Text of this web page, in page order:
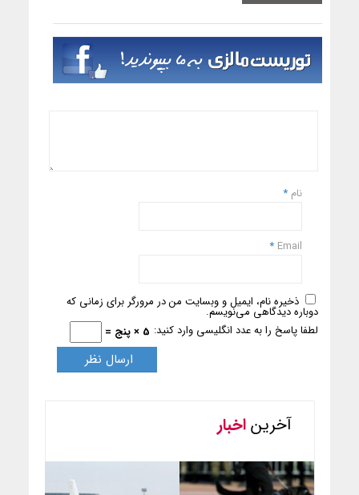
نام *
Email
*
ذخیره نام، ایمیل و وبسایت من در مرورگر برای زمانی که
دوباره دیدگاهی می‌نویسم.
لطفا پاسخ را به عدد انگلیسی وارد کنید: 5 × پنج =
آخریناخبار